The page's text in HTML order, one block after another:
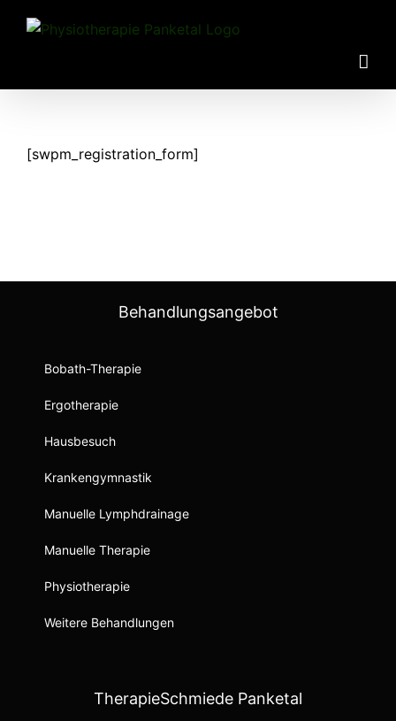
Inhalt
[swpm_registration_form]
Behandlungsangebot
Bobath-Therapie
Ergotherapie
Hausbesuch
Krankengymnastik
Manuelle Lymphdrainage
Manuelle Therapie
Physiotherapie
Weitere Behandlungen
TherapieSchmiede Panketal